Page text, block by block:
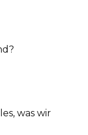
was wir